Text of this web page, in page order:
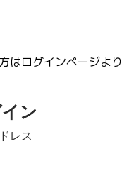
はログインページよ
ン
レス